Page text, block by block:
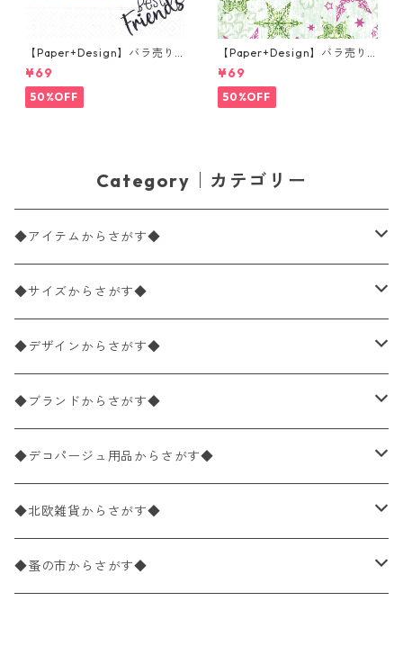
【Paper+Design】バラ売り2
枚 ランチサイズ ペーパーナプ
キン Dog & Cat ホワイト
¥69
50%OFF
【Paper+Design】バラ売り2
枚 ランチサイズ ペーパーナプ
キン DELICATE STARS グリー
ン
¥69
50%OFF
Category｜カテゴリー
◆アイテムからさがす◆
ペーパーナプキン2枚バラ売り
ペーパーナプキン1枚バラ売り
ペーパーナプキン20枚入りパック
ペーパーナプキン10枚入りパック
ライスペーパー
ペーパーリネンナプキン
◆サイズからさがす◆
33×33cm（ランチサイズ）
バラ売り
パック売り
25×25cm（カクテルサイズ）
バラ売り
パック売り
40×40cm（ディナーサイズ）
バラ売り
パック売り
21×21cm（ポケットサイズ）
バラ売り
33cm（ラウンド）
◆デザインからさがす◆
花柄
植物・グリーン柄
動物・鳥・昆虫・蝶柄
海・魚柄
◆ブランドからさがす◆
ドイツ製 IHR/イア
ランチサイズ
カクテルサイズ
ドイツ製 Ambiente/アンビエンテ
ランチサイズ
ドイツ製 Paperproducts Design
◆デコパージュ用品からさがす◆
デコパージュ液
デコパージュ下地
◆北欧雑貨からさがす◆
シリコンモールド
◆蚤の市からさがす◆